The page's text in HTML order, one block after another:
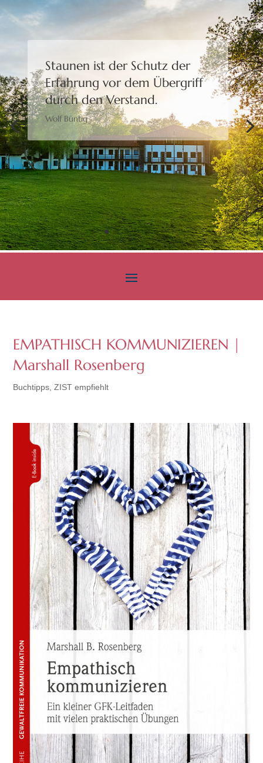
Staunen ist der Schutz der
Erfahrung vor dem Übergriff
durch den Verstand.
Wolf Büntig
Bewusstheit gibt uns die
Freiheit,eine Wahl zu treffen.
Moshé Feldenkrais
EMPATHISCH KOMMUNIZIEREN |
Marshall Rosenberg
Buchtipps ,ZIST empfiehlt